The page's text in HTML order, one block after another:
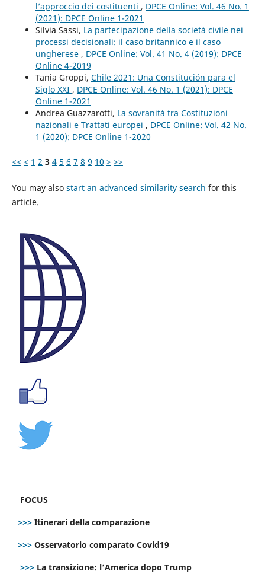
l’approccio dei costituenti , DPCE Online: Vol. 46 No. 1
(2021): DPCE Online 1-2021
Silvia Sassi, La partecipazione della società civile nei
processi decisionali: il caso britannico e il caso
ungherese , DPCE Online: Vol. 41 No. 4 (2019): DPCE
Online 4-2019
Tania Groppi, Chile 2021: Una Constitución para el
Siglo XXI , DPCE Online: Vol. 46 No. 1 (2021): DPCE
Online 1-2021
Andrea Guazzarotti, La sovranità tra Costituzioni
nazionali e Trattati europei , DPCE Online: Vol. 42 No.
1 (2020): DPCE Online 1-2020
<< < 1 2 3 4 5 6 7 8 9 10 > >>
You may also start an advanced similarity search for this
article.
FOCUS
>>> Itinerari della comparazione
>>> Osservatorio comparato Covid19
>>> La transizione: l’America dopo Trump